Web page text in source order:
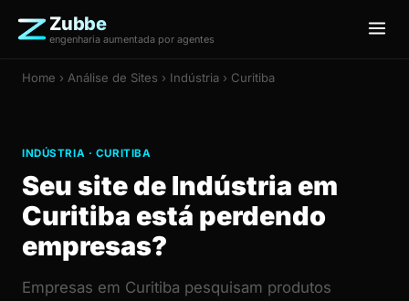
Zubbe
engenharia aumentada por agentes
Home › Análise de Sites › Indústria › Curitiba
INDÚSTRIA · CURITIBA
Seu site de Indústria em
Curitiba está perdendo
empresas?
Empresas em Curitiba pesquisam produtos